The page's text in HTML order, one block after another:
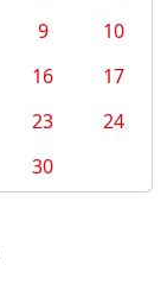
9
10
16
17
23
24
30